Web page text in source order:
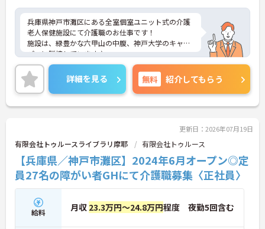
兵庫県神戸市灘区にある全室個室ユニット式の介護
老人保健施設にて介護職のお仕事です！
施設は、緑豊かな六甲山の中腹、神戸大学のキャン
パスに隣接しています♪
マイカー通勤可能に加え、新神戸駅より職員の送迎
バスが出ているなど、日々の通勤も便利です☆
経験の浅い方や、ブランクのある方もマンツーマン
での丁寧な指導があるので安心◎
あなたの個性と可能性を伸ばしながら勤務いただけ
ご興味がある方は是非一度マイナビまでお問合せく
ださい！！
詳細を見る 無料 紹介してもらう
更新日：2026年07月19日
有限会社トゥルースライブラリ摩耶 有限会社トゥルース
【兵庫県／神戸市灘区】2024年6月オープン◎定
員27名の障がい者GHにて介護職募集〈正社員〉
給料 月収 23.3万円～24.8万円程度 夜勤5回含む